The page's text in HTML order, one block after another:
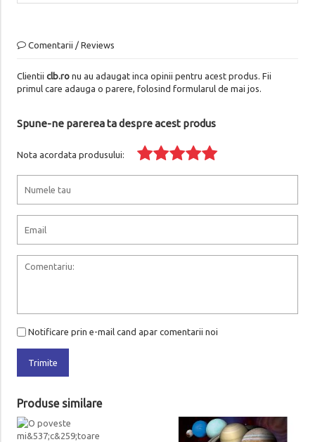
Comentarii / Reviews
Clientii clb.ronu au adaugat inca opinii pentru acest produs. Fii
primul care adauga o parere, folosind formularul de mai jos.
Spune-ne parerea ta despre acest produs
Nota acordata produsului:
Notificare prin e-mail cand apar comentarii noi
Trimite
Produse similare